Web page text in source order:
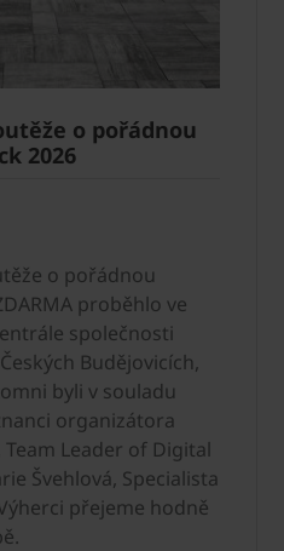
o pořádnou
2026
o pořádnou
proběhlo ve
společnosti
Budějovicích,
byli v souladu
organizátora
Team Leader of Digital
Švehlová, Specialista
přejeme hodně